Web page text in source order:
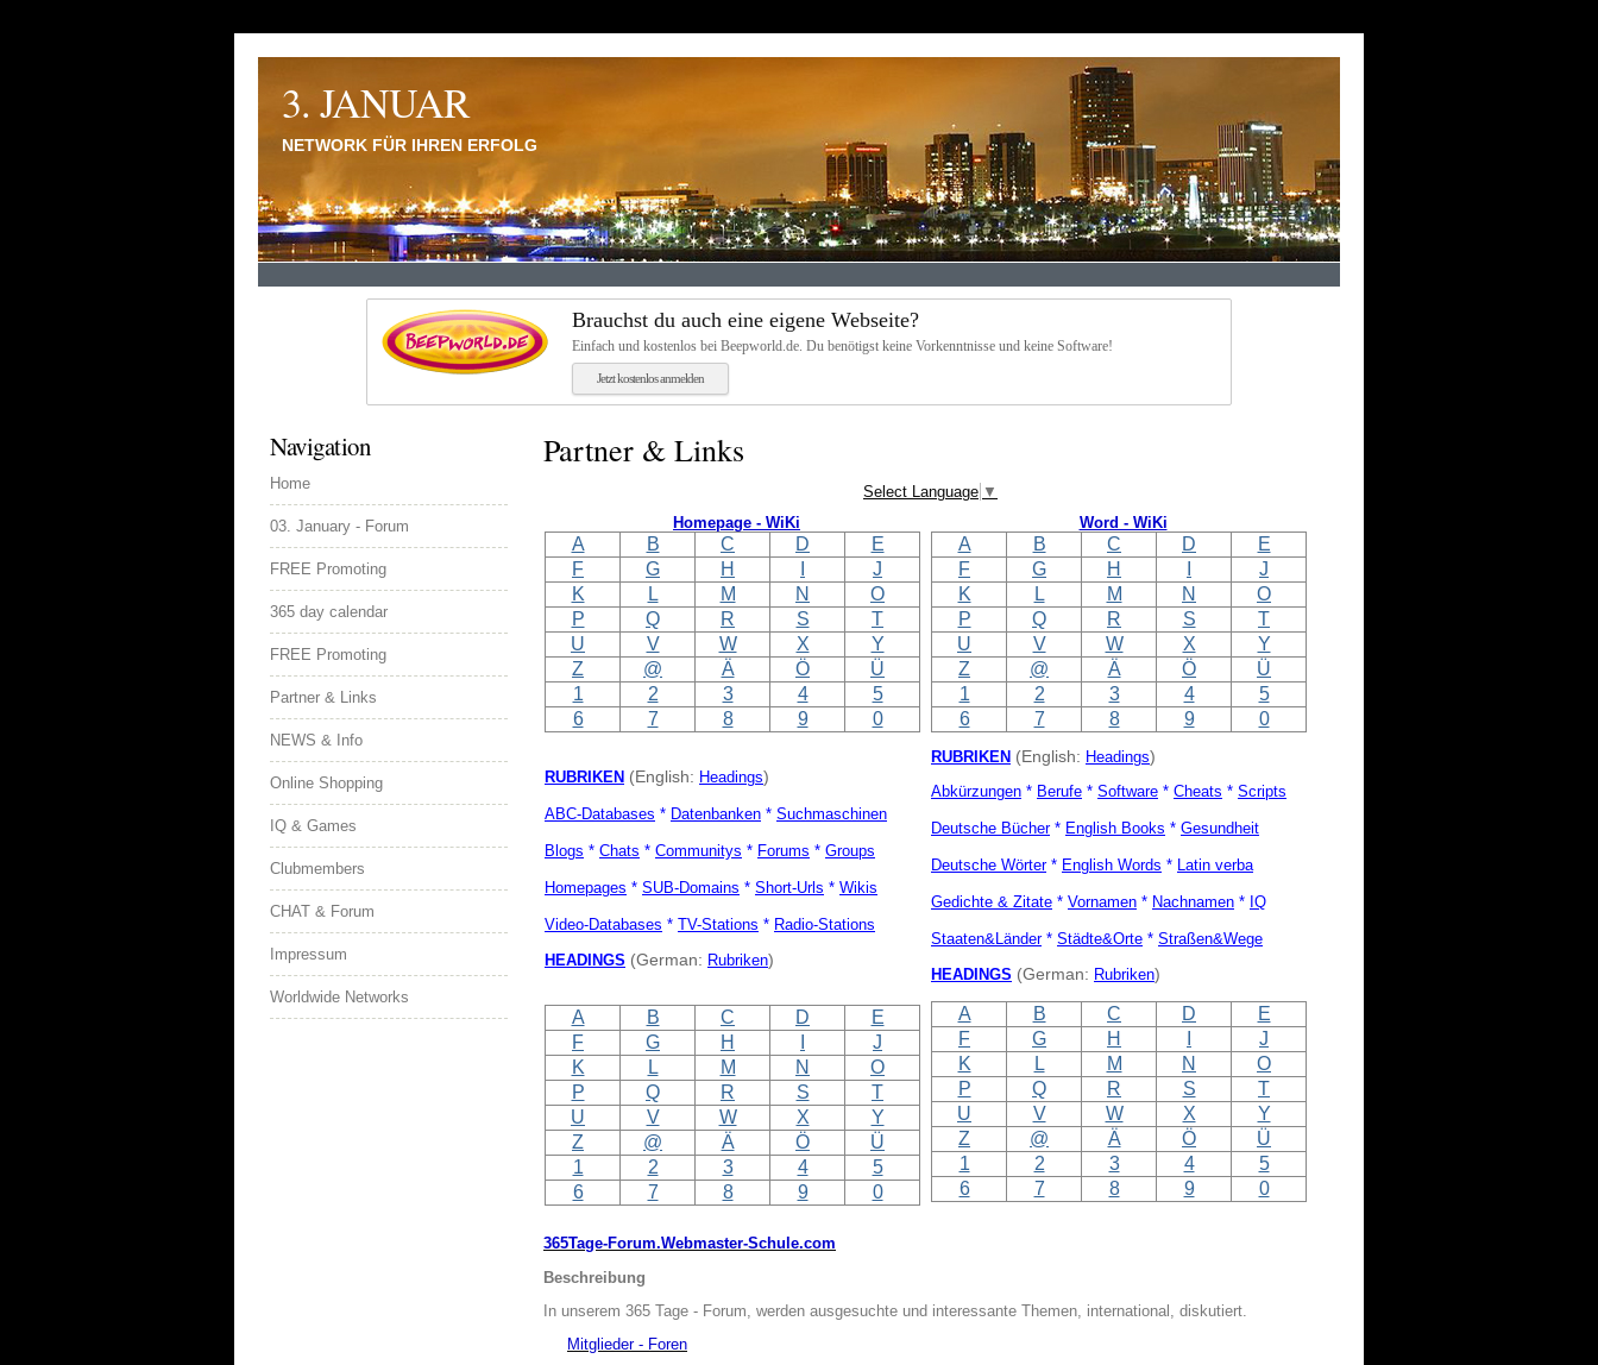
3. JANUAR
NETWORK FÜR IHREN ERFOLG
Brauchst du auch eine eigene Webseite?
Einfach und kostenlos bei Beepworld.de. Du benötigst keine Vorkenntnisse und keine Software!
Jetzt kostenlos anmelden
Partner & Links
Select Language ▼
Homepage - WiKi
A B C D
E
F
G H
J
K
L M N
O
P
Q R S
T
U
V W X
Y
Z
@ Ä Ö
Ü
1
2 3 4
5
6
7 8 9 0
RUBRIKEN (English: Headings)
ABC-Databases * Datenbanken * Suchmaschinen
Blogs * Chats * Communitys * Forums * Groups
Homepages * SUB-Domains * Short-Urls * Wikis
Video-Databases * TV-Stations * Radio-Stations
HEADINGS (German: Rubriken)
A B C D
E
F
G H
J
K
L M N
O
P
Q R S
T
U
V W X
Y
Z
@ Ä Ö
Ü
1
2 3 4
5
6
7 8 9 0
Word - WiKi
A B C D
E
F
G H
J
K
L M N
O
P
Q R S
T
U
V W X
Y
Z
@ Ä Ö
Ü
1
2 3 4
5
6
7 8 9 0
RUBRIKEN (English: Headings)
Abkürzungen * Berufe * Software * Cheats * Scripts
Deutsche Bücher* English Books * Gesundheit
Deutsche Wörter* English Words * Latin verba
Gedichte & Zitate * Vornamen * Nachnamen * IQ
Staaten&Länder * Städte&Orte * Straßen&Wege
HEADINGS (German: Rubriken)
A B C D
E
F
G H
J
K
L M N
O
P
Q R S
T
U
V W X
Y
Z
@ Ä Ö
Ü
1
2 3 4
5
6
7 8 9 0
365Tage-Forum.Webmaster-Schule.com
Beschreibung
In unserem 365 Tage - Forum, werden ausgesuchte und interessante Themen, international, diskutiert.
Mitglieder - Foren
Navigation
Home
03. January - Forum
FREE Promoting
365 day calendar
FREE Promoting
Partner & Links
NEWS & Info
Online Shopping
IQ & Games
Clubmembers
CHAT & Forum
Impressum
Worldwide Networks